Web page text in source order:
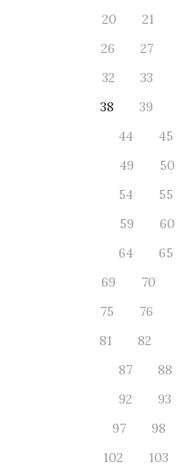
20
21
26
27
32
33
38
39
44
45
49
50
54
55
59
60
64
65
69
70
75
76
81
82
87
88
92
93
97
98
102
103